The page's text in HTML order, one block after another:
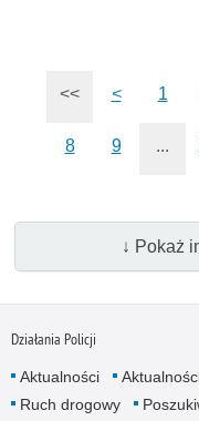
<< < 1
8 9 ...
↓ Pokaż
Działania Policji
Aktualności
Ruch drogowy